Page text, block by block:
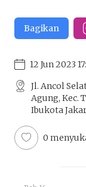
Bagikan
12 Jun 2023
Jl. Ancol
Agung, Kec.
Ibukota
0